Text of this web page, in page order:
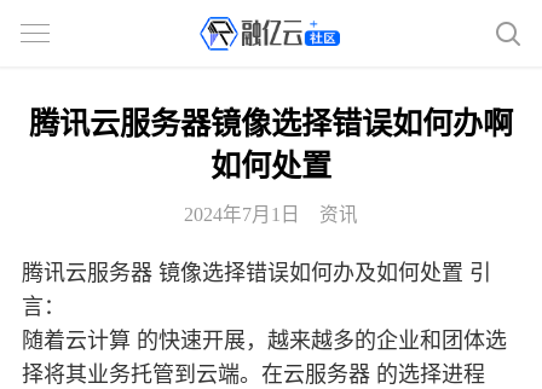
腾讯云服务器镜像选择错误如何办啊
如何处置
2024年7月1日 资讯
腾讯云服务器 镜像选择错误如何办及如何处置 引
言：
随着云计算 的快速开展，越来越多的企业和团体选
择将其业务托管到云端。在云服务器 的选择进程